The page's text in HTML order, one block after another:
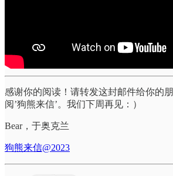
感谢你的阅读！请转发这封邮件给你的
阅’狗熊来信’。我们下周再见：）
Bear，于奥克兰
狗熊来信@2023